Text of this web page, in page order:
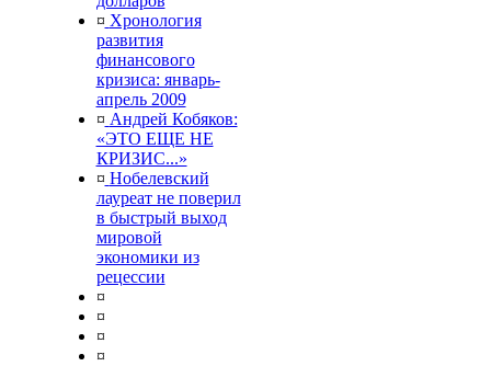
¤ Хронология
развития
финансового
кризиса: январь-
апрель 2009
¤ Андрей Кобяков:
«ЭТО ЕЩЕ НЕ
КРИЗИС...»
¤ Нобелевский
лауреат не поверил
в быстрый выход
мировой
экономики из
рецессии
¤
¤
¤
¤